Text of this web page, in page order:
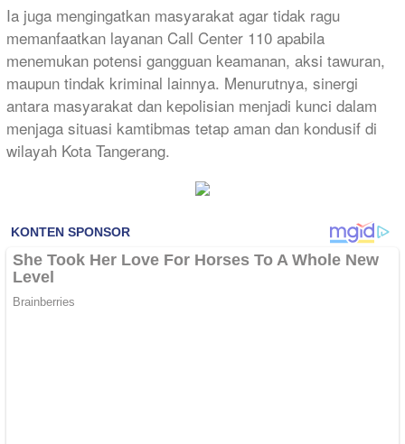
Ia juga mengingatkan masyarakat agar tidak ragu
memanfaatkan layanan Call Center 110 apabila
menemukan potensi gangguan keamanan, aksi tawuran,
maupun tindak kriminal lainnya. Menurutnya, sinergi
antara masyarakat dan kepolisian menjadi kunci dalam
menjaga situasi kamtibmas tetap aman dan kondusif di
wilayah Kota Tangerang.